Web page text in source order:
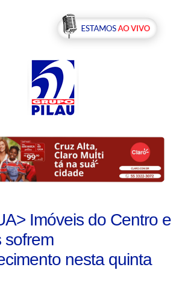
Imóveis do Centro e
sofrem
nesta quinta